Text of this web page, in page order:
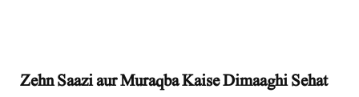
Zehn Saazi aur Muraqba Kaise Dimaaghi Sehat